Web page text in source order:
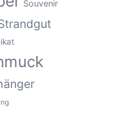
Souvenir